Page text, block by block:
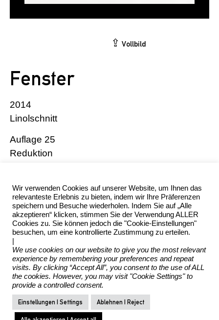
Fenster
2014
Linolschnitt
Auflage 25
Reduktion
Druck : 19,2 x 26,3 cm
Papier : 30,0 x 36,2 cm
(Höhe x Breite)
Betitelt, nummeriert und signiert
⇪ Vollbild
Wir verwenden Cookies auf unserer Website, um Ihnen das
relevanteste Erlebnis zu bieten, indem wir Ihre Präferenzen
speichern und Besuche wiederholen. Indem Sie auf „Alle
akzeptieren“ klicken, stimmen Sie der Verwendung ALLER
Cookies zu. Sie können jedoch die "Cookie-Einstellungen"
besuchen, um eine kontrollierte Zustimmung zu erteilen.
We use cookies on our website to give you the most relevant
experience by remembering your preferences and repeat
visits. By clicking “Accept All”, you consent to the use of ALL
the cookies. However, you may visit "Cookie Settings" to
provide a controlled consent.
Einstellungen | Settings Ablehnen | Reject